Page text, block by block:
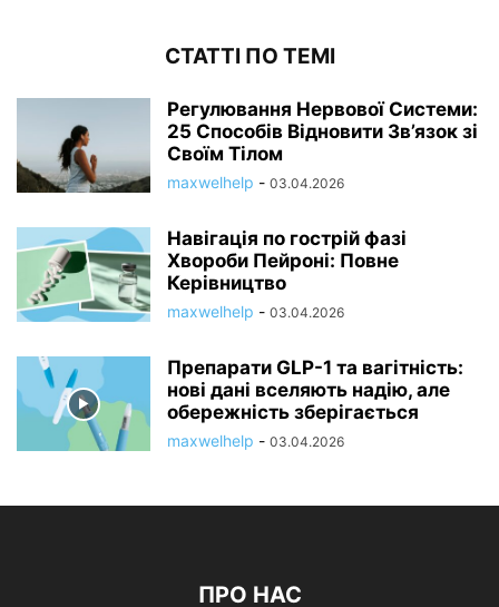
СТАТТІ ПО ТЕМІ
Регулювання Нервової Системи:
25 Способів Відновити Зв’язок зі
Своїм Тілом
maxwelhelp - 03.04.2026
Навігація по гострій фазі
Хвороби Пейроні: Повне
Керівництво
maxwelhelp - 03.04.2026
Препарати GLP-1 та вагітність:
нові дані вселяють надію, але
обережність зберігається
maxwelhelp - 03.04.2026
ПРО НАС